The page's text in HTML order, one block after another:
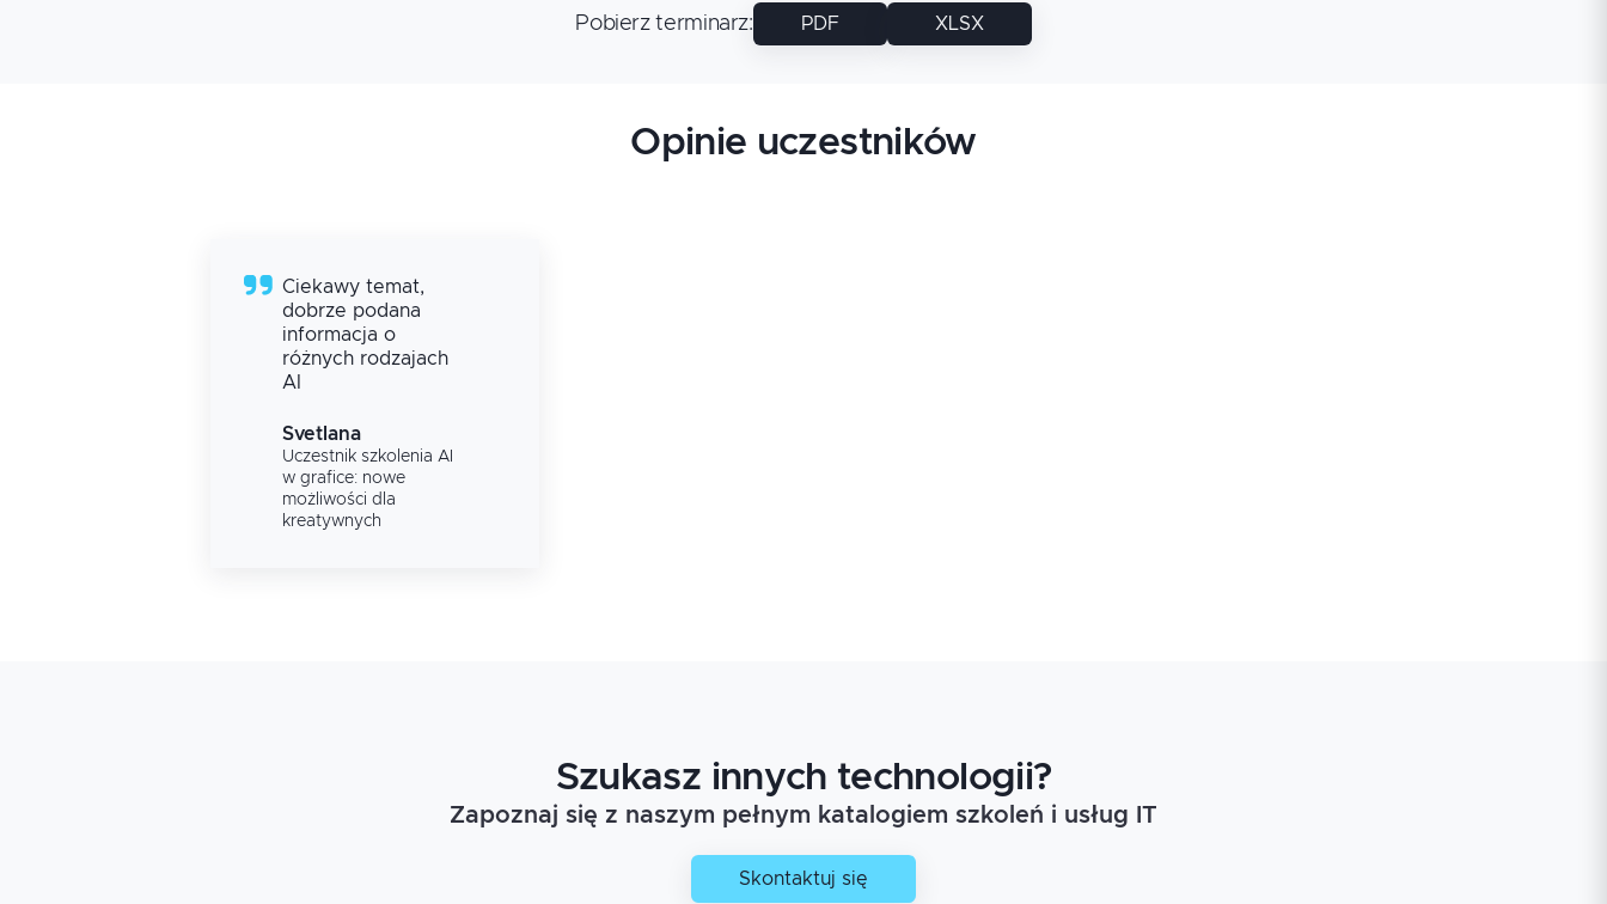
Pobierz terminarz: PDF XLSX
Opinie uczestników
Ciekawy temat,
dobrze podana
informacja o
różnych rodzajach
AI
Svetlana
Uczestnik szkolenia AI
w grafice: nowe
możliwości dla
kreatywnych
Szukasz innych technologii?
Zapoznaj się z naszym pełnym katalogiem szkoleń i usług IT
Skontaktuj się